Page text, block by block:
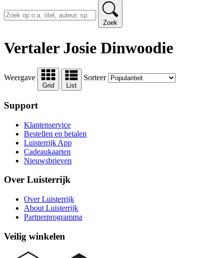
Zoek
Vertaler Josie Dinwoodie
Weergave
Grid List
Sorteer
Support
Klantenservice
Bestellen en betalen
Luisterrijk App
Cadeaukaarten
Nieuwsbrieven
Over Luisterrijk
Over Luisterrijk
About Luisterrijk
Partnerprogramma
Veilig winkelen